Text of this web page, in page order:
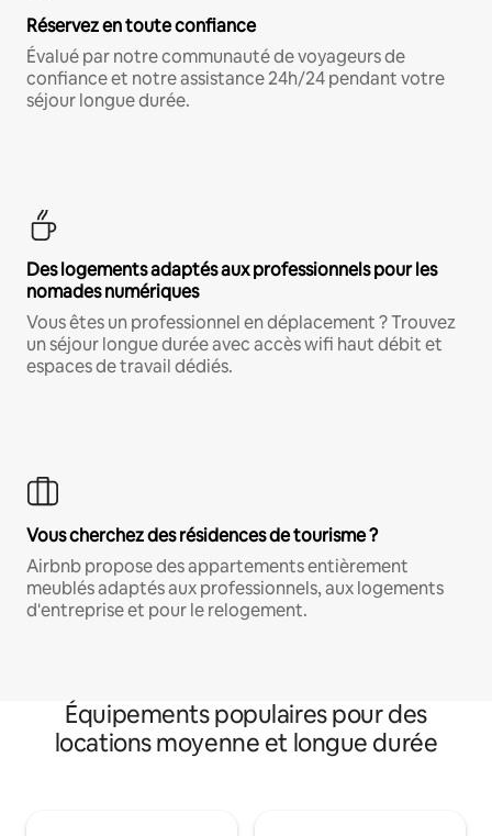
Réservez en toute confiance
Évalué par notre communauté de voyageurs de
confiance et notre assistance 24h/24 pendant votre
séjour longue durée.
Des logements adaptés aux professionnels pour les
nomades numériques
Vous êtes un professionnel en déplacement ? Trouvez
un séjour longue durée avec accès wifi haut débit et
espaces de travail dédiés.
Vous cherchez des résidences de tourisme ?
Airbnb propose des appartements entièrement
meublés adaptés aux professionnels, aux logements
d'entreprise et pour le relogement.
Équipements populaires pour des
locations moyenne et longue durée